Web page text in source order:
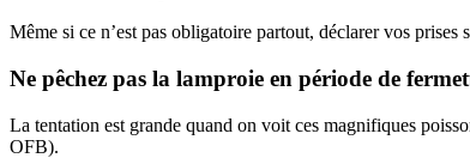
Même si ce n’est pas obligatoire partout, déclarer vos
Ne pêchez pas la lamproie en période de
La tentation est grande quand on voit ces magnifiques
OFB).